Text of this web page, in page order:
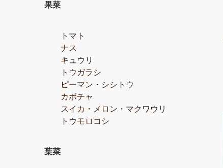
果菜
トマト
ナス
キュウリ
トウガラシ
ピーマン・シシトウ
カボチャ
スイカ・メロン・マクワウリ
トウモロコシ
葉菜